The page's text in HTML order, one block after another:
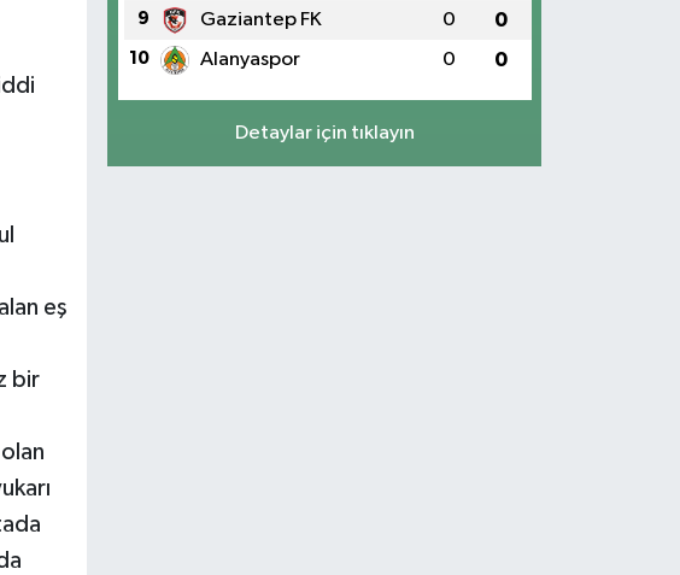
eş
bir
9 Gaziantep FK 0 0
10 Alanyaspor 0 0
Detaylar için tıklayın